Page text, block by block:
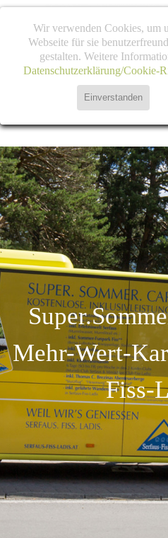
Wir verwenden Cookies, um
Webseite für sie
gestalten. Weitere
Datenschutzerklärung/Cookie-
Einverstanden
Direkt zum Seiteninhalt
Mehr-Wert-
Fiss-